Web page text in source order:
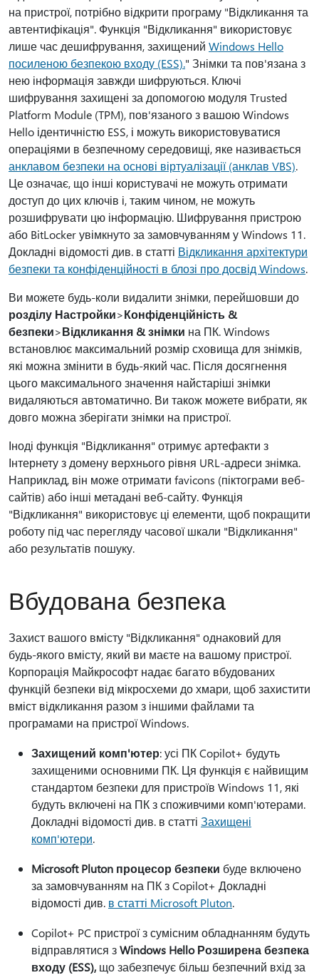
на пристрої, потрібно відкрити програму "Відкликання та
автентифікація". Функція "Відкликання" використовує
лише час дешифрування, захищений Windows Hello
посиленою безпекою входу (ESS)." Знімки та пов'язана з
нею інформація завжди шифруються. Ключі
шифрування захищені за допомогою модуля Trusted
Platform Module (TPM), пов'язаного з вашою Windows
Hello ідентичністю ESS, і можуть використовуватися
операціями в безпечному середовищі, яке називається
анклавом безпеки на основі віртуалізації (анклав VBS).
Це означає, що інші користувачі не можуть отримати
доступ до цих ключів і, таким чином, не можуть
розшифрувати цю інформацію. Шифрування пристрою
або BitLocker увімкнуто за замовчуванням у Windows 11.
Докладні відомості див. в статті Відкликання архітектури
безпеки та конфіденційності в блозі про досвід Windows.
Ви можете будь-коли видалити знімки, перейшовши до
розділу Настройки>Конфіденційність &
безпеки>Відкликання & знімки на ПК. Windows
встановлює максимальний розмір сховища для знімків,
які можна змінити в будь-який час. Після досягнення
цього максимального значення найстаріші знімки
видаляються автоматично. Ви також можете вибрати, як
довго можна зберігати знімки на пристрої.
Іноді функція "Відкликання" отримує артефакти з
Інтернету з домену верхнього рівня URL-адреси знімка.
Наприклад, він може отримати favicons (піктограми веб-
сайтів) або інші метадані веб-сайту. Функція
"Відкликання" використовує ці елементи, щоб покращити
роботу під час перегляду часової шкали "Відкликання"
або результатів пошуку.
Вбудована безпека
Захист вашого вмісту "Відкликання" однаковий для
будь-якого вмісту, який ви маєте на вашому пристрої.
Корпорація Майкрософт надає багато вбудованих
функцій безпеки від мікросхеми до хмари, щоб захистити
вміст відкликання разом з іншими файлами та
програмами на пристрої Windows.
Захищений комп'ютер: усі ПК Copilot+ будуть
захищеними основними ПК. Ця функція є найвищим
стандартом безпеки для пристроїв Windows 11, які
будуть включені на ПК з споживчими комп'ютерами.
Докладні відомості див. в статті Захищені
комп'ютери.
Microsoft Pluton процесор безпеки буде включено
за замовчуванням на ПК з Copilot+ Докладні
відомості див. в статті Microsoft Pluton.
Copilot+ PC пристрої з сумісним обладнанням будуть
відправлятися зWindows Hello Розширена безпека
входу (ESS), що забезпечує більш безпечний вхід за